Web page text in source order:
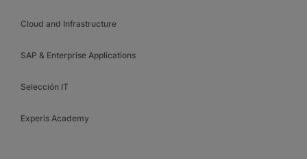
Cloud and Infrastructure
SAP & Enterprise Applications
Selección IT
Experis Academy